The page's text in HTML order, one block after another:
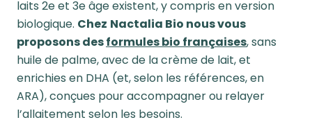
laits 2e et 3e âge existent, y compris en version
biologique. Chez Nactalia Bio nous vous
proposonsdesformules bio françaises, sans
huile de palme, avec de la crème de lait, et
enrichies en DHA (et, selon les références, en
ARA), conçues pour accompagner ou relayer
l’allaitement selon les besoins.